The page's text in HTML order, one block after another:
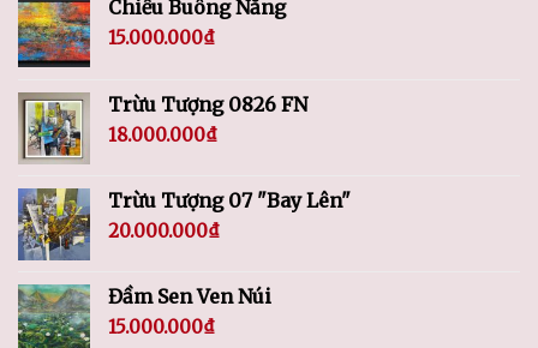
Chiều Buông Nắng
15.000.000₫
Trừu Tượng 0826 FN
18.000.000₫
Trừu Tượng 07 "Bay Lên"
20.000.000₫
Đầm Sen Ven Núi
15.000.000₫